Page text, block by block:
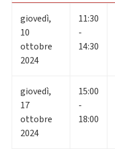
giovedì,
10
ottobre
2024
11:30
-
14:30
giovedì,
17
ottobre
2024
15:00
-
18:00